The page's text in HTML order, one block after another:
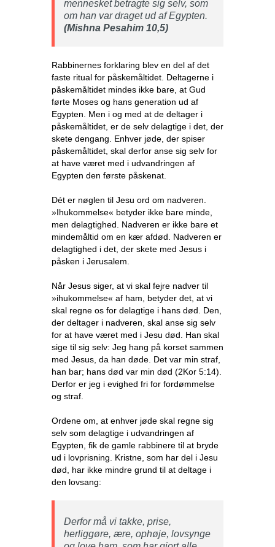
mennesket betragte sig selv, som
om han var draget ud af Egypten.
(Mishna Pesahim 10,5)
Rabbinernes forklaring blev en del af det
faste ritual for påskemåltidet. Deltagerne i
påskemåltidet mindes ikke bare, at Gud
førte Moses og hans generation ud af
Egypten. Men i og med at de deltager i
påskemåltidet, er de selv delagtige i det, der
skete dengang. Enhver jøde, der spiser
påskemåltidet, skal derfor anse sig selv for
at have været med i udvandringen af
Egypten den første påskenat.
Dét er nøglen til Jesu ord om nadveren.
»Ihukommelse« betyder ikke bare minde,
men delagtighed. Nadveren er ikke bare et
mindemåltid om en kær afdød. Nadveren er
delagtighed i det, der skete med Jesus i
påsken i Jerusalem.
Når Jesus siger, at vi skal fejre nadver til
»ihukommelse« af ham, betyder det, at vi
skal regne os for delagtige i hans død. Den,
der deltager i nadveren, skal anse sig selv
for at have været med i Jesu død. Han skal
sige til sig selv: Jeg hang på korset sammen
med Jesus, da han døde. Det var min straf,
han bar; hans død var min død (2Kor 5:14).
Derfor er jeg i evighed fri for fordømmelse
og straf.
Ordene om, at enhver jøde skal regne sig
selv som delagtige i udvandringen af
Egypten, fik de gamle rabbinere til at bryde
ud i lovprisning. Kristne, som har del i Jesu
død, har ikke mindre grund til at deltage i
den lovsang:
Derfor må vi takke, prise,
herliggøre, ære, ophøje, lovsynge